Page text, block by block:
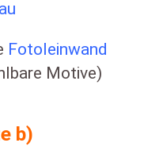
Fotoleinwand
Motive)
b)